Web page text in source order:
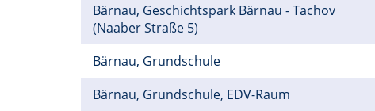
Bärnau, Geschichtspark Bärnau - Tachov
(Naaber Straße 5)
Bärnau, Grundschule
Bärnau, Grundschule, EDV-Raum